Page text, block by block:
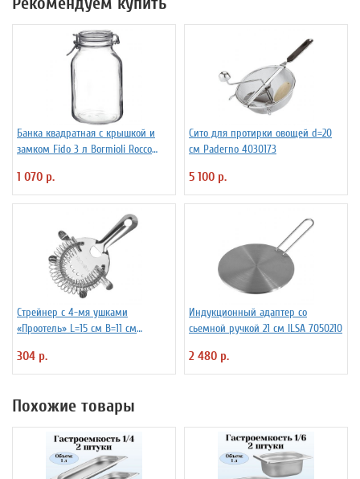
Банка квадратная с крышкой и
замком Fido 3 л Bormioli Rocco
1 070 р.
Сито для протирки овощей d=20
см Paderno 4030173
5 100 р.
Стрейнер с 4-мя ушками
«Проотель» L=15 см B=11 см
304 р.
Индукционный адаптер со
сьемной ручкой 21 см ILSA 7050210
2 480 р.
Похожие товары